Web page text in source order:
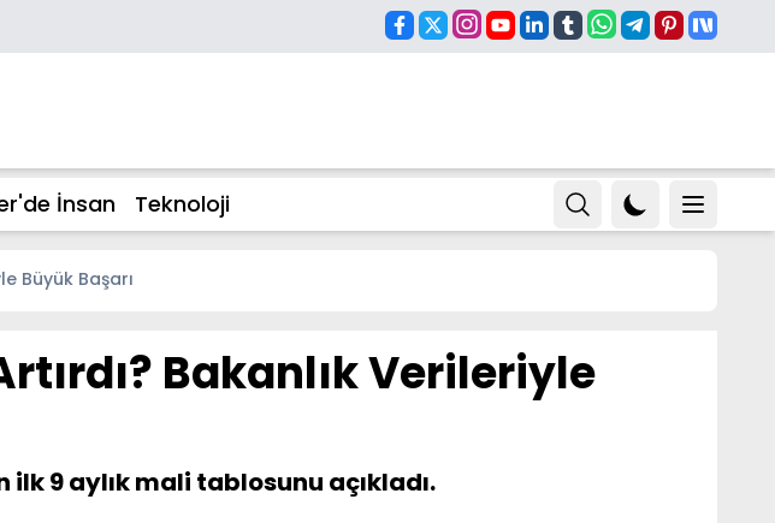
İnsan Teknoloji
Büyük Başarı
Bakanlık Verileriyle
ilk 9 aylık mali tablosunu açıkladı.